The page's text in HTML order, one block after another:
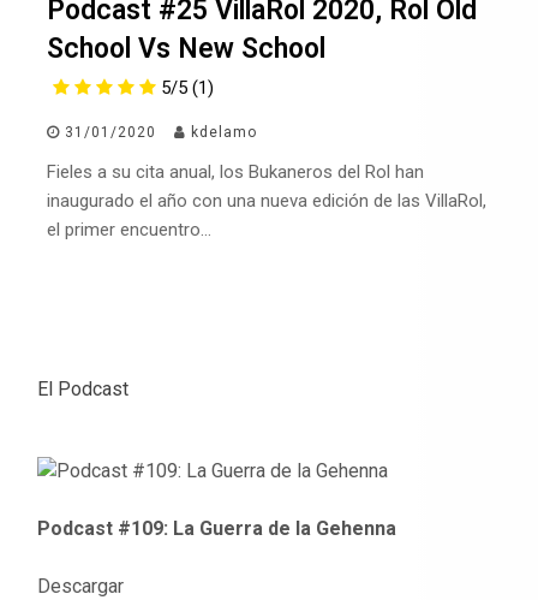
Podcast #25 VillaRol 2020, Rol Old
School Vs New School
5/5 (1)
31/01/2020 kdelamo
Fieles a su cita anual, los Bukaneros del Rol han
inaugurado el año con una nueva edición de las VillaRol,
el primer encuentro…
El Podcast
Podcast #109: La Guerra de la Gehenna
Descargar